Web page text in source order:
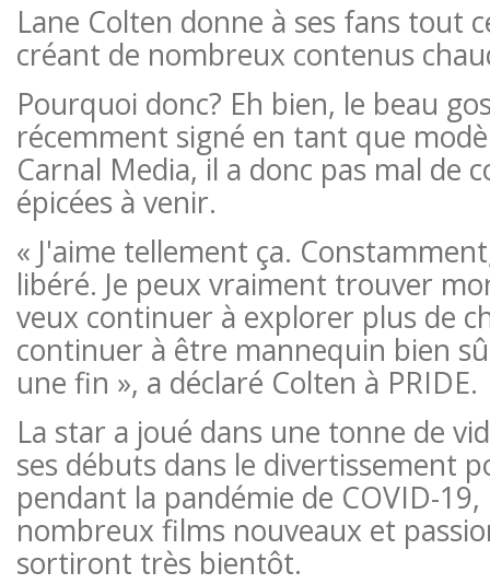
Lane Colten donne à ses fans tout
créant de nombreux contenus
Pourquoi donc? Eh bien, le beau
récemment signé en tant que
Carnal Media, il a donc pas mal de
épicées à venir.
« J'aime tellement ça.
libéré. ​​Je peux vraiment trouver
veux continuer à explorer plus de
continuer à être mannequin bien
une fin », a déclaré Colten à PRIDE.
La star a joué dans une tonne de
ses débuts dans le divertissement
pendant la pandémie de COVID-19,
nombreux films nouveaux et
sortiront très bientôt.